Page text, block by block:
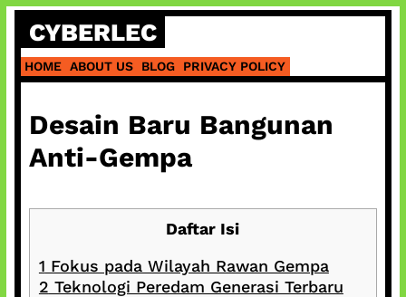
Skip
content
CYBERLEC
HOME ABOUT US BLOG PRIVACY POLICY
Desain Baru Bangunan
Anti-Gempa
Daftar Isi
1 Fokus pada Wilayah Rawan Gempa
2 Teknologi Peredam Generasi Terbaru